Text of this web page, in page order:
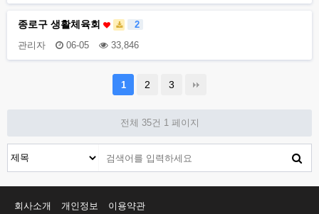
종로구 생활체육회
2
관리자
06-05 33,846
1 2 3
전체 35건 1 페이지
회사소개 개인정보 이용약관